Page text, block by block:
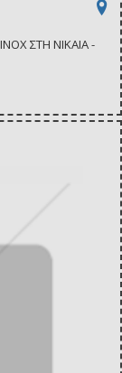
ΣΤΗ ΝΙΚΑΙΑ -